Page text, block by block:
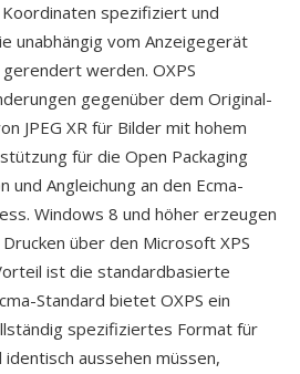
spezifiziert und
unabhängig vom Anzeigegerät
werden. OXPS
gegenüber dem Original-
JPEG XR für Bilder mit hohem
für die Open Packaging
und Angleichung an den Ecma-
Windows 8 und höher erzeugen
über den Microsoft XPS
ist die standardbasierte
Standard bietet OXPS ein
spezifiziertes Format für
aussehen müssen,